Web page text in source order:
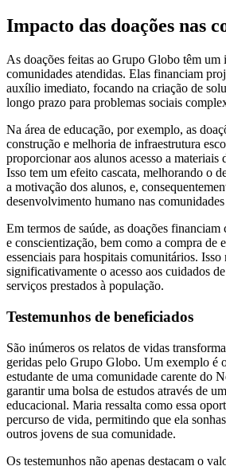
Impacto das doações nas
As doações feitas ao Grupo Globo têm um
comunidades atendidas. Elas financiam
auxílio imediato, focando na criação de
longo prazo para problemas sociais
Na área de educação, por exemplo, as
construção e melhoria de infraestrutura
proporcionar aos alunos acesso a materiais
Isso tem um efeito cascata, melhorando o
a motivação dos alunos, e,
desenvolvimento humano nas
Em termos de saúde, as doações financiam
e conscientização, bem como a compra de
essenciais para hospitais comunitários. Isso
significativamente o acesso aos cuidados
serviços prestados à população.
Testemunhos de beneficiados
São inúmeros os relatos de vidas
geridas pelo Grupo Globo. Um exemplo é
estudante de uma comunidade carente do
garantir uma bolsa de estudos através de
educacional. Maria ressalta como essa
percurso de vida, permitindo que ela
outros jovens de sua comunidade.
Os testemunhos não apenas destacam o